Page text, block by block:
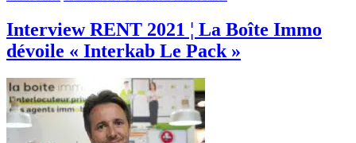
Interview RENT 2021 ¦ La Boîte Immo
dévoile « Interkab Le Pack »